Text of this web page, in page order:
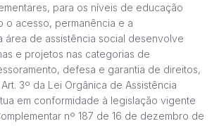
para os níveis de educação
o acesso, permanência e a
área de assistência social desenvolve
e projetos nas categorias de
defesa e garantia de direitos,
3º da Lei Orgânica de Assistência
em conformidade à legislação vigente
nº 187 de 16 de dezembro de